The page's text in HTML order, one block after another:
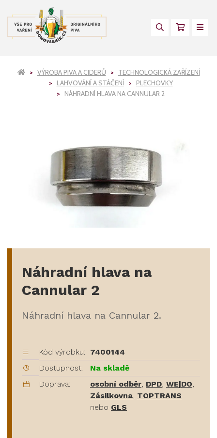
VÝROBA PIVA A CIDERŮ
TECHNOLOGICKÁ ZAŘÍZENÍ
LAHVOVÁNÍ A STÁČENÍ
PLECHOVKY
NÁHRADNÍ HLAVA NA CANNULAR 2
Náhradní hlava na
Cannular 2
Náhradní hlava na Cannular 2.
Kód výrobku:
7400144
Dostupnost:
Na skladě
Doprava:
osobní odběr DPD WE|DO
Zásilkovna TOPTRANS
nebo GLS